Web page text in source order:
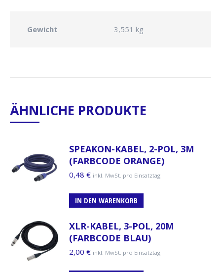
Gewicht 3,551 kg
ÄHNLICHE PRODUKTE
SPEAKON-KABEL, 2-POL, 3M
(FARBCODE ORANGE)
0,48 € inkl. MwSt. pro Einsatztag
IN DEN WARENKORB
XLR-KABEL, 3-POL, 20M
(FARBCODE BLAU)
2,00 € inkl. MwSt. pro Einsatztag